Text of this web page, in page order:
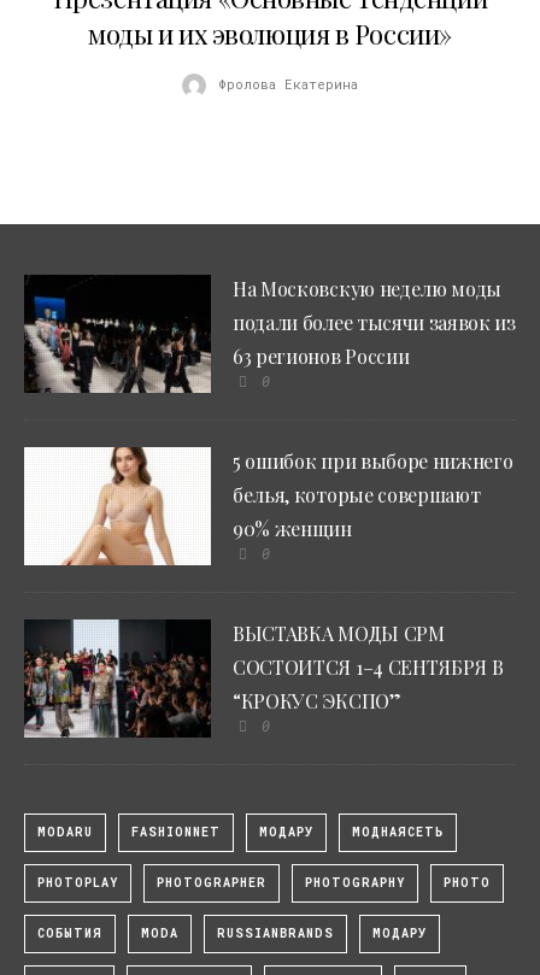
моды и их эволюция в России»
Фролова Екатерина
На Московскую неделю моды
подали более тысячи заявок из
63 регионов России
0
5 ошибок при выборе нижнего
белья, которые совершают
90% женщин
0
ВЫСТАВКА МОДЫ CPM
СОСТОИТСЯ 1–4 СЕНТЯБРЯ В
“КРОКУС ЭКСПО”
0
MODARU FASHIONNET МОДАРУ МОДНАЯСЕТЬ
PHOTOPLAY PHOTOGRAPHER PHOTOGRAPHY PHOTO
СОБЫТИЯ MODA RUSSIANBRANDS МОДАРУ